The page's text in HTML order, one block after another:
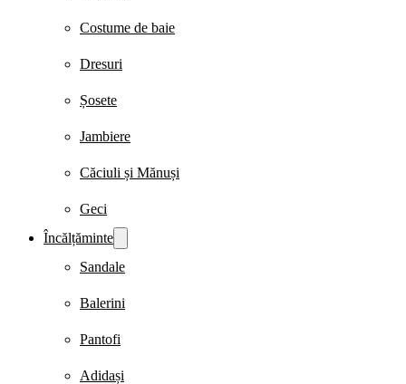
Costume de baie
Dresuri
Șosete
Jambiere
Căciuli și Mănuși
Geci
Încălțăminte
Sandale
Balerini
Pantofi
Adidași